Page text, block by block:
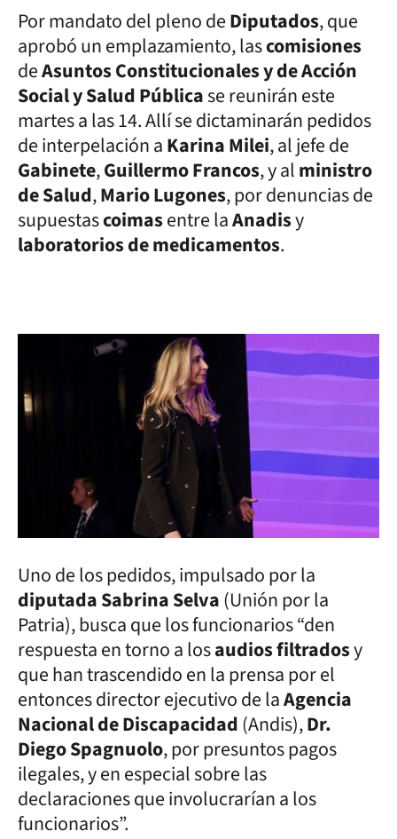
Por mandato del pleno deDiputados, que
aprobó un emplazamiento, lascomisiones
deAsuntos Constitucionales y de Acción
Social y Salud Públicase reunirán este
martes a las 14. Allí se dictaminarán pedidos
de interpelación aKarina Milei, al jefe de
Gabinete,Guillermo Francos, y alministro
de Salud,Mario Lugones, por denuncias de
supuestascoimasentre laAnadisy
laboratorios de medicamentos.
Uno de los pedidos, impulsado por la
diputada Sabrina Selva(Unión por la
Patria), busca que los funcionarios “den
respuesta en torno a losaudios filtradosy
que han trascendido en la prensa por el
entonces director ejecutivo de laAgencia
Nacional de Discapacidad(Andis),Dr.
Diego Spagnuolo, por presuntos pagos
ilegales, y en especial sobre las
declaraciones que involucrarían a los
funcionarios”.